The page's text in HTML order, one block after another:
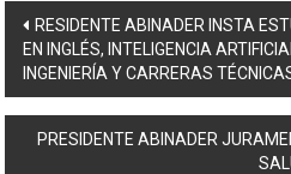
Navegación
de
entradas
RESIDENTE ABINADER INSTA
EN INGLÉS, INTELIGENCIA
INGENIERÍA Y CARRERAS
PRESIDENTE ABINADER